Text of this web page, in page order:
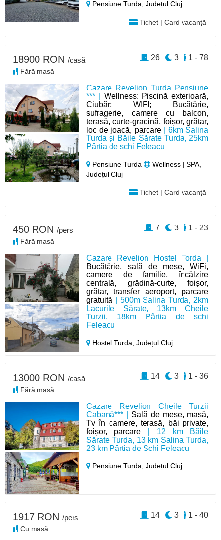
Pensiune Turda,Județul Cluj
Tichet | Card vacanță
Cazare Revelion Turda Pensiune
*** | Wellness: Piscină exterioară,
Ciubăr; WIFI; Bucătărie,
sufragerie, camere cu balcon,
terasă, curte-gradină, foișor, grătar,
loc de joacă, parcare| 6km Salina
Turda și Băile Sărate Turda, 25km
Pârtia de schi Feleacu
Pensiune Turda
Wellness | SPA,
Județul Cluj
Tichet | Card vacanță
18900 RON /casă
Fără masă
1 - 78
3
26
Cazare Revelion Hostel Torda |
Bucătărie, sală de mese, WiFi,
camere de familie, încălzire
centrală, grădină-curte, foișor,
grătar, transfer aeroport, parcare
gratuită | 500m Salina Turda, 2km
Lacurile Sărate, 13km Cheile
Turzii, 18km Pârtia de schi
Feleacu
Hostel Turda,Județul Cluj
450 RON /pers
Fără masă
1 - 23
3
7
Cazare Revelion Cheile Turzii
Cabană*** | Sală de mese, masă,
Tv în camere, terasă, băi private,
foișor, parcare | 12 km Băile
Sărate Turda, 13 km Salina Turda,
23 km Pârtia de Schi Feleacu
Pensiune Turda,Județul Cluj
13000 RON /casă
Fără masă
1 - 36
3
14
1917 RON /pers
Cu masă
1 - 40
3
14